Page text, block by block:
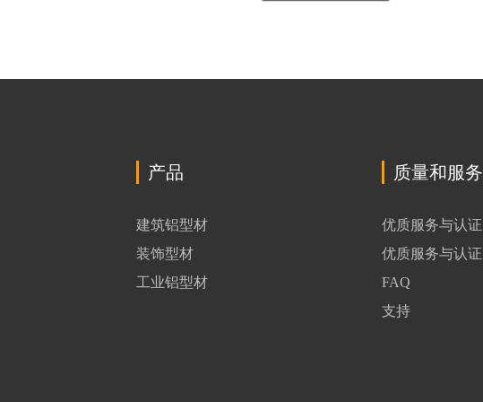
产品
建筑铝型材
装饰型材
工业铝型材
质量和服务
优质服务与认证
优质服务与认证
FAQ
支持